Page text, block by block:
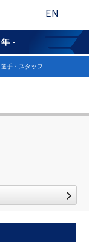
EN
-
選手・スタッフ